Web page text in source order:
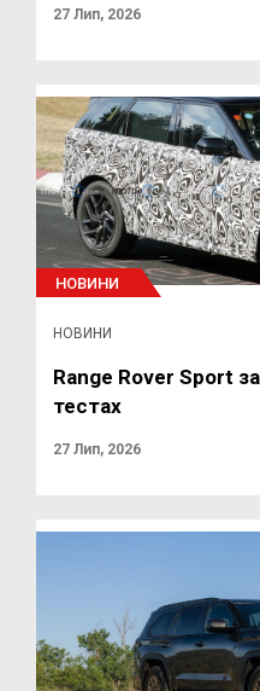
27 Лип, 2026
НОВИНИ
НОВИНИ
Range Rover Sport
тестах
27 Лип, 2026